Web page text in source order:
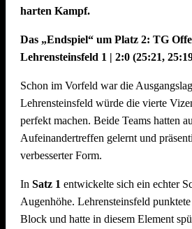
harten Kampf.
Das „Endspiel“ um Platz 2: TG
Lehrensteinsfeld 1 | 2:0 (25:21,
Schon im Vorfeld war die
Lehrensteinsfeld würde die vierte
perfekt machen. Beide Teams hatten
Aufeinandertreffen gelernt und
verbesserter Form.
In Satz 1 entwickelte sich ein echter
Augenhöhe. Lehrensteinsfeld
Block und hatte in diesem Element